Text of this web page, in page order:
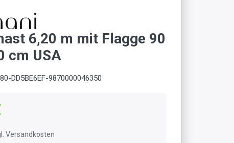
6,20 m mit Flagge 90
cm USA
DD5BE6EF-9870000046350
Versandkosten